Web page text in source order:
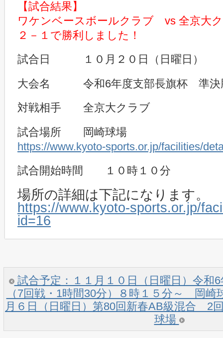
【試合結果】
ワケンベースボールクラブ vs 全京大
２－１で勝利しました！
試合日 １０月２０日（日曜日）
大会名 令和6年度支部長旗杯 準決
対戦相手 全京大クラブ
試合場所 岡崎球場
https://www.kyoto-sports.or.jp/facilities/
試合開始時間 １０時１０分
場所の詳細は下記になります。
https://www.kyoto-sports.or.jp/
id=16
試合予定：１１月１０日（日曜日）令和
（7回戦・1時間30分）８時１５分～ 岡崎
月６日（日曜日）第80回新春AB級混合 2
球場